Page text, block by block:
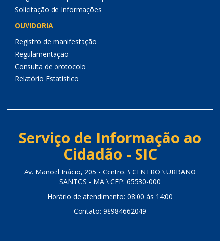
Solicitação de Informações
OUVIDORIA
Registro de manifestação
Regulamentação
Consulta de protocolo
Relatório Estatístico
Serviço de Informação ao
Cidadão - SIC
Av. Manoel Inácio, 205 - Centro. \ CENTRO \ URBANO
SANTOS - MA \ CEP: 65530-000
Horário de atendimento: 08:00 às 14:00
Contato: 98984662049